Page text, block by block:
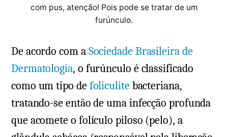
com pus, atenção! Pois pode se tratar de um
furúnculo.
De acordo com aSociedade Brasileira de
Dermatologia, o furúnculo é classificado
como um tipo defoliculitebacteriana,
tratando-se então de uma infecção profunda
que acomete o folículo piloso (pelo), a